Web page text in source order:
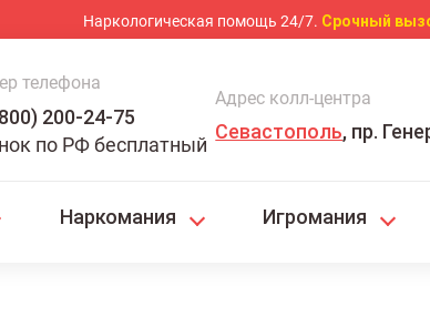
Наркологическая помощь 24/7. Срочный
телефона
200-24-75
по РФ бесплатный
Адрес колл-центра
Севастополь, пр.
Наркомания Игромания